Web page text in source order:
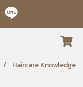
Haircare Knowledge